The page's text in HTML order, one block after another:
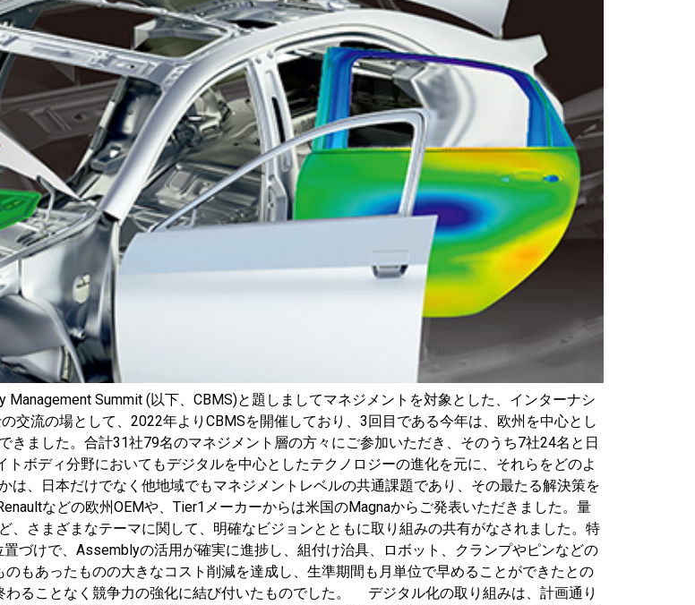
Summit (以下、CBMS)と題しましてマネジメントを対象とした、インターナシ
交流の場として、2022年よりCBMSを開催しており、3回目である今年は、欧州を中心とし
ました。合計31社79名のマネジメント層の方々にご参加いただき、そのうち7社24名と日
ボディ分野においてもデジタルを中心としたテクノロジーの進化を元に、それらをどのよ
は、日本だけでなく他地域でもマネジメントレベルの共通課題であり、その最たる解決策を
などの欧州OEMや、Tier1メーカーからは米国のMagnaからご発表いただきました。量
さまざまなテーマに関して、明確なビジョンとともに取り組みの共有がなされました。特
づけで、Assemblyの活用が確実に進捗し、組付け治具、ロボット、クランプやピンなどの
もあったものの大きなコスト削減を達成し、生準期間も月単位で早めることができたとの
ることなく競争力の強化に結び付いたものでした。 デジタル化の取り組みは、計画通り